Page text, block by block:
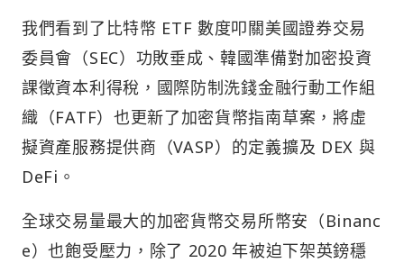
我們看到了比特幣 ETF 數度叩關美國證券交易
委員會（SEC）功敗垂成、韓國準備對加密投資
課徵資本利得稅，國際防制洗錢金融行動工作組
織（FATF）也更新了加密貨幣指南草案，將虛
擬資產服務提供商（VASP）的定義擴及 DEX 與
DeFi。
全球交易量最大的加密貨幣交易所幣安（Binanc
e）也飽受壓力，除了 2020 年被迫下架英鎊穩